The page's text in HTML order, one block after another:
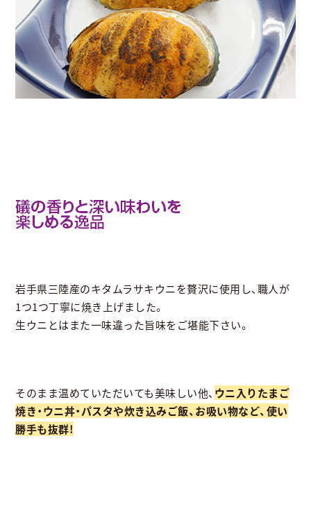
岩手県三陸産のキタムラサキウニを贅沢に使用し、職人が
1つ1つ丁寧に焼き上げました。
生ウニとはまた一味違った旨味をご堪能下さい。
そのまま温めていただいても美味しい他、 ウニ入りたまご
焼き・ウニ丼・パスタや炊き込みご飯、お吸い物など、使い
勝手も抜群!